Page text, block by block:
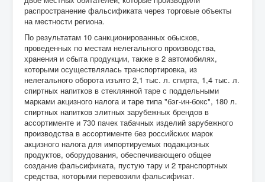
распространение фальсификата через торговые объекты
на местности региона.
По результатам 10 санкционированных обысков,
проведенных по местам нелегального производства,
хранения и сбыта продукции, также в 2 автомобилях,
которыми осуществлялась транспортировка, из
нелегального оборота изъято 2,1 тыс. л. спирта, 1,4 тыс. л.
спиртных напитков в стеклянной таре с поддельными
марками акцизного налога и таре типа "бэг-ин-бокс", 180 л.
спиртных напитков элитных зарубежных брендов в
ассортименте и 730 пачек табачных изделий зарубежного
производства в ассортименте без российских марок
акцизного налога для импортируемых подакцизных
продуктов, оборудования, обеспечивающего общее
создание фальсификата, пустую тару и 2 транспортных
средства, которыми перевозили фальсификат.